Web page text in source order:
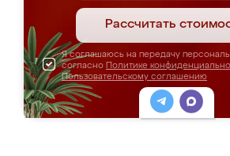
Рассчитать
Я соглашаюсь на передачу
согласно Политике
Пользовательскому соглашению